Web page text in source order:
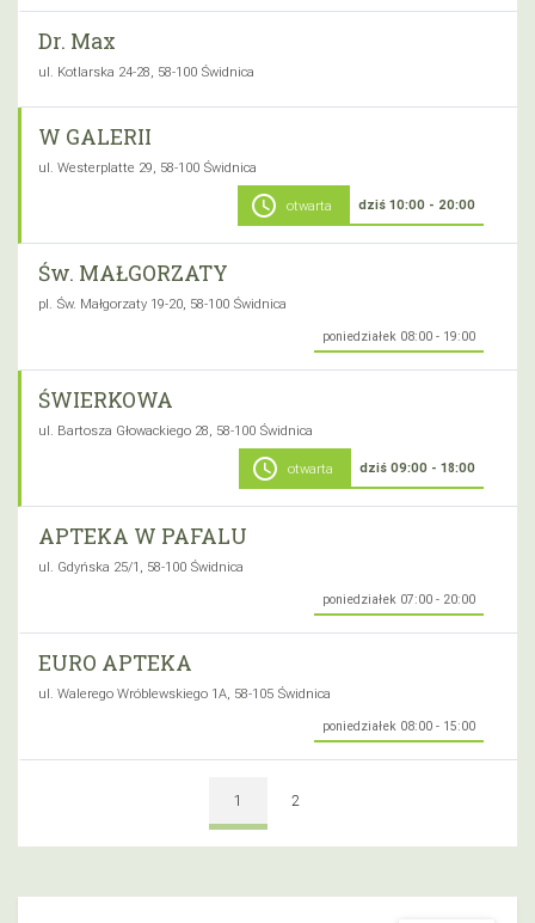
Dr. Max
ul. Kotlarska 24-28, 58-100 Świdnica
W GALERII
ul. Westerplatte 29, 58-100 Świdnica
schedule otwarta dziś 10:00 - 20:00
Św. MAŁGORZATY
pl. Św. Małgorzaty 19-20, 58-100 Świdnica
poniedziałek 08:00 - 19:00
ŚWIERKOWA
ul. Bartosza Głowackiego 28, 58-100 Świdnica
schedule otwarta dziś 09:00 - 18:00
APTEKA W PAFALU
ul. Gdyńska 25/1, 58-100 Świdnica
poniedziałek 07:00 - 20:00
EURO APTEKA
ul. Walerego Wróblewskiego 1A, 58-105 Świdnica
poniedziałek 08:00 - 15:00
1 2